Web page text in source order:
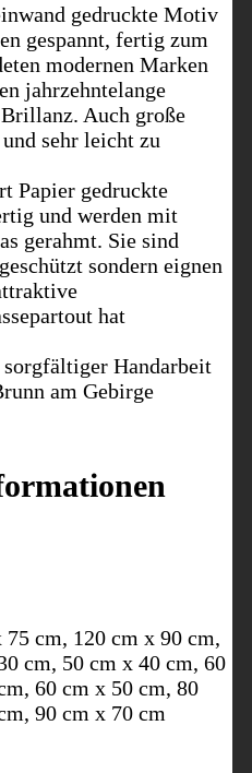
gedruckte Motiv
gespannt, fertig zum
modernen Marken
jahrzehntelange
Auch große
sehr leicht zu
Papier gedruckte
und werden mit
gerahmt. Sie sind
sondern eignen
hat
Handarbeit
am Gebirge
75 cm, 120 cm x 90 cm,
cm, 50 cm x 40 cm, 60
60 cm x 50 cm, 80
90 cm x 70 cm